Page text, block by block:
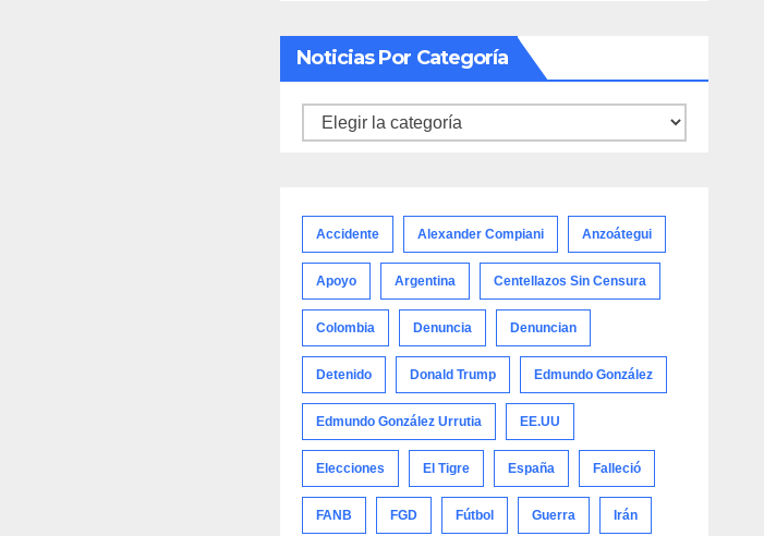
Noticias Por Categoría
Noticias
Accidente Alexander Compiani Anzoátegui
Apoyo Argentina Centellazos Sin Censura
Colombia Denuncia Denuncian
Detenido Donald Trump Edmundo González
Edmundo González Urrutia EE.UU
Elecciones El Tigre España Falleció
FANB FGD Fútbol Guerra Irán